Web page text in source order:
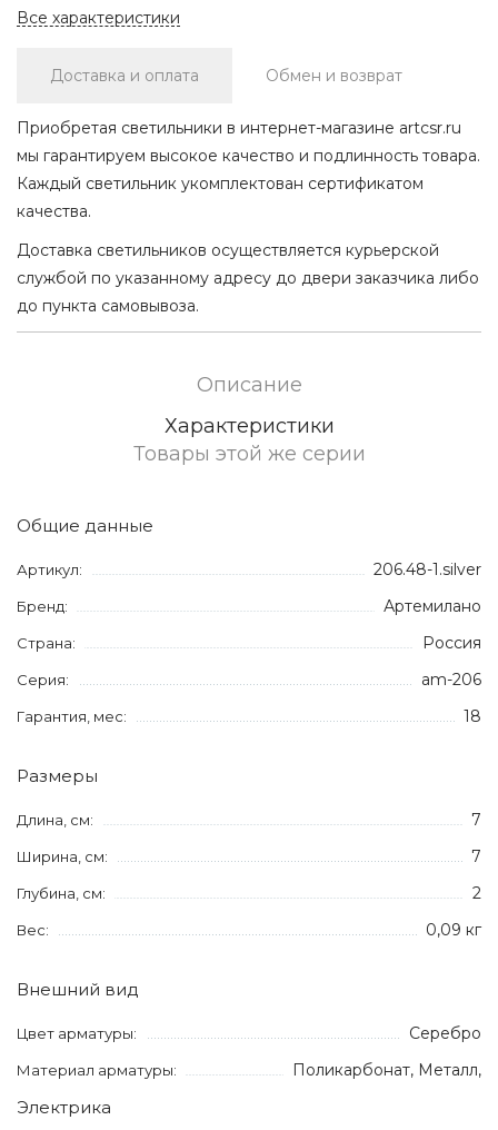
Все характеристики
Доставка и оплата Обмен и возврат
Приобретая светильники в интернет-магазине artcsr.ru
мы гарантируем высокое качество и подлинность товара.
Каждый светильник укомплектован сертификатом
качества.
Доставка светильников осуществляется курьерской
службой по указанному адресу до двери заказчика либо
до пункта самовывоза.
Описание
Характеристики
Товары этой же серии
Общие данные
Артикул: 206.48-1.silver
Бренд: Артемилано
Страна: Россия
Серия: am-206
Гарантия, мес: 18
Размеры
Длина, см: 7
Ширина, см: 7
Глубина, см: 2
Вес: 0,09 кг
Внешний вид
Цвет арматуры: Серебро
Материал арматуры: Поликарбонат, Металл,
Электрика